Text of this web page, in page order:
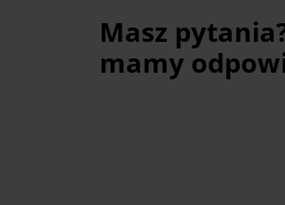
Masz
mamy